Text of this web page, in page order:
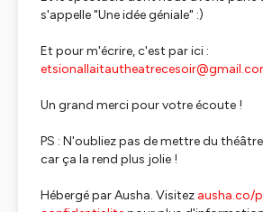
s'appelle "Une idée géniale" :)
Et pour m'écrire, c'est par ici :
Un grand merci pour votre écoute !
PS : N'oubliez pas de mettre du
car ça la rend plus jolie !
Hébergé par Ausha. Visitez ausha.co/